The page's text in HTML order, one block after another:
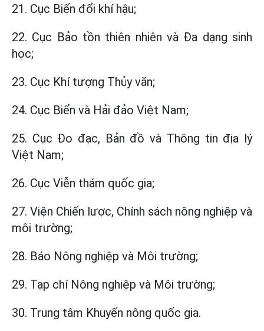
21. Cục Biến đổi khí hậu;
22. Cục Bảo tồn thiên nhiên và Đa dạng sinh
học;
23. Cục Khí tượng Thủy văn;
24. Cục Biển và Hải đảo Việt Nam;
25. Cục Đo đạc, Bản đồ và Thông tin địa lý
Việt Nam;
26. Cục Viễn thám quốc gia;
27. Viện Chiến lược, Chính sách nông nghiệp và
môi trường;
28. Báo Nông nghiệp và Môi trường;
29. Tạp chí Nông nghiệp và Môi trường;
30. Trung tâm Khuyến nông quốc gia.